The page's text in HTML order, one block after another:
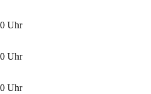
Uhr
Uhr
Uhr